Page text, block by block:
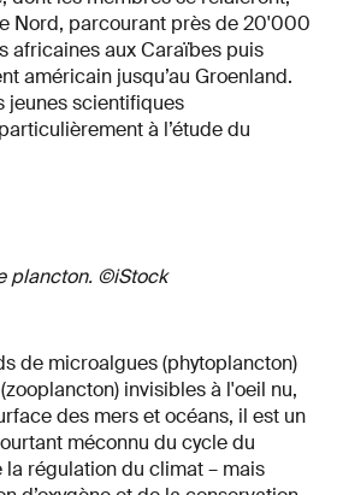
Nord, parcourant près de 20'000
africaines aux Caraïbes puis
américain jusqu’au Groenland.
jeunes scientifiques
à l’étude du
plancton. ©iStock
de microalgues (phytoplancton)
invisibles à l'oeil nu,
des mers et océans, il est un
méconnu du cycle du
régulation du climat – mais